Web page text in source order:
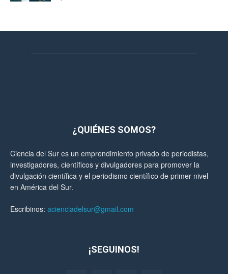
¿QUIÉNES SOMOS?
Ciencia del Sur es un emprendimiento privado de periodistas,
investigadores, científicos y divulgadores para promover la
divulgación científica y el periodismo científico de primer nivel
en América del Sur.
Escribinos: acienciadelsur@gmail.com
¡SEGUINOS!